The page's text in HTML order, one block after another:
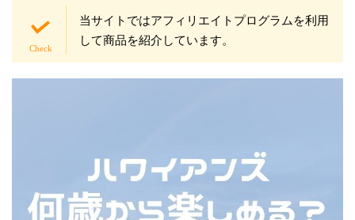
当サイトではアフィリエイトプログラムを利用
して商品を紹介しています。